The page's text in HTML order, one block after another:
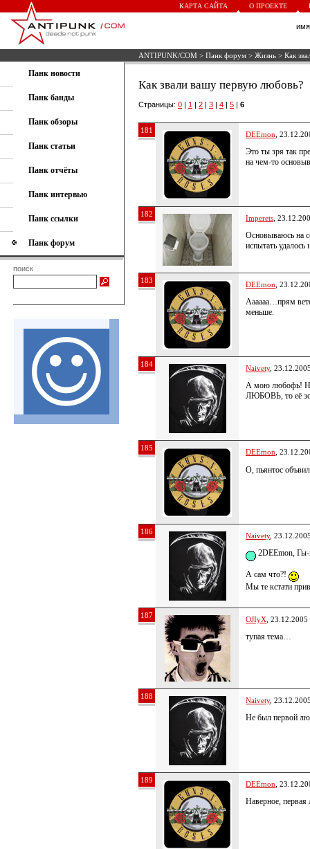
КАРТА САЙТА О ПРОЕКТЕ
ANTIPUNK/COM > Панк форум > Жизнь > Как
Панк новости
Панк банды
Панк обзоры
Панк статьи
Панк отчёты
Панк интервью
Панк ссылки
Панк форум
поиск
Как звали вашу первую любовь?
Страницы: 0 | 1 | 2 | 3 | 4 | 5 | 6
181 DEEmon ,
Это ты зря так
на чем-то
182 Imperets ,
Основываюсь на
испытать
183 DEEmon ,
Аааааа…прям
меньше.
184 Naivety,
А мою любофь!
ЛЮБОВЬ, то её
185 DEEmon ,
О, пьянтос
186 Naivety,
2DEEmon,
А сам что?!
Мы те кстати
187 OJIyX ,
тупая тема…
188 Naivety,
Не был первой
189 DEEmon ,
Наверное,